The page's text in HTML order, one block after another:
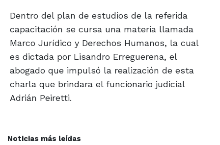
Dentro del plan de estudios de la referida
capacitación se cursa una materia llamada
Marco Jurídico y Derechos Humanos, la cual
es dictada por Lisandro Erreguerena, el
abogado que impulsó la realización de esta
charla que brindara el funcionario judicial
Adrián Peiretti.
Noticias más leídas